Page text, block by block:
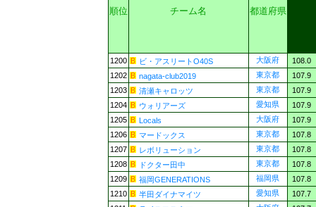
順位 チーム名 都道府県
1200 ビ・アスリートO40S 大阪府
108.0
1202
nagata-club2019 東京都
107.9
1203
清瀬キャロッツ 東京都
107.9
1204
ウォリアーズ 愛知県
107.9
1205
Locals 大阪府
107.9
1206
マードックス 東京都
107.8
1207
レボリューション 東京都
107.8
1208
ドクター田中 東京都
107.8
1209
福岡GENERATIONS 福岡県
107.8
1210
半田ダイナマイツ 愛知県
107.7